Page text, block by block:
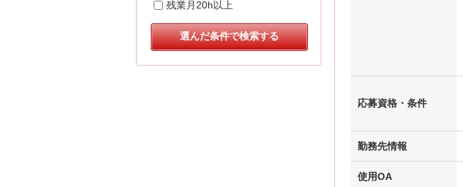
残業月20h以上
応募資格・条件
勤務先情報
使用OA